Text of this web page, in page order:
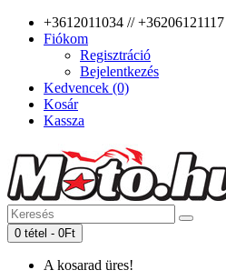
+3612011034 // +36206121117
Fiókom
Regisztráció
Bejelentkezés
Kedvencek (0)
Kosár
Kassza
0 tétel - 0Ft
A kosarad üres!